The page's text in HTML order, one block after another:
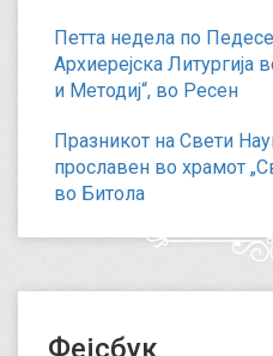
Петта недела по
Архиерејска Литургија
и Методиј“, во Ресен
Празникот на Свети
прославен во храмот
во Битола
Фејсбук